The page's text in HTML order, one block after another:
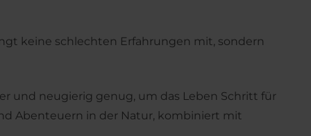
keine schlechten Erfahrungen mit, sondern
und neugierig genug, um das Leben Schritt für
Abenteuern in der Natur, kombiniert mit